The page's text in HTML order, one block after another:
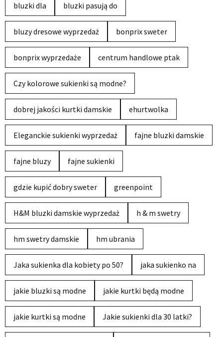
bluzki dla bluzki pasują do
bluzy dresowe wyprzedaż bonprix sweter
bonprix wyprzedaże centrum handlowe ptak
Czy kolorowe sukienki są modne?
dobrej jakości kurtki damskie ehurtwolka
Eleganckie sukienki wyprzedaż fajne bluzki damskie
fajne bluzy fajne sukienki
gdzie kupić dobry sweter greenpoint
H&M bluzki damskie wyprzedaż h & m swetry
hm swetry damskie hm ubrania
Jaka sukienka dla kobiety po 50? jaka sukienko na
jakie bluzki są modne jakie kurtki będą modne
jakie kurtki są modne Jakie sukienki dla 30 latki?